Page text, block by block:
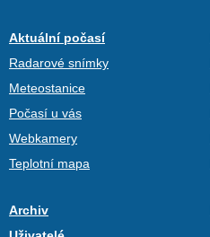
Aktuální počasí
Radarové snímky
Meteostanice
Počasí u vás
Webkamery
Teplotní mapa
Archiv